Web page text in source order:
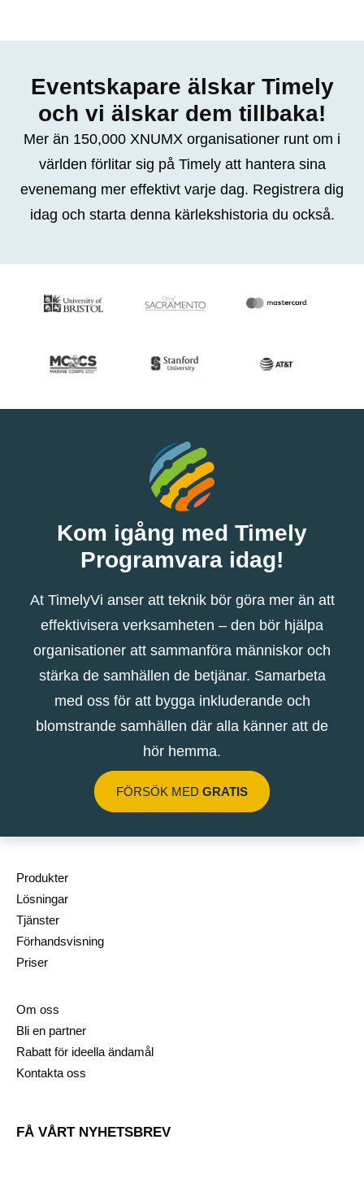
Eventskapare älskar Timely
och vi älskar dem tillbaka!
Mer än 150,000 XNUMX organisationer runt om i
världen förlitar sig på Timely att hantera sina
evenemang mer effektivt varje dag. Registrera dig
idag och starta denna kärlekshistoria du också.
Kom igång med Timely
Programvara idag!
At TimelyVi anser att teknik bör göra mer än att
effektivisera verksamheten – den bör hjälpa
organisationer att sammanföra människor och
stärka de samhällen de betjänar. Samarbeta
med oss ​​för att bygga inkluderande och
blomstrande samhällen där alla känner att de
hör hemma.
FÖRSÖK MED GRATIS
Produkter
Lösningar
Tjänster
Förhandsvisning
Priser
Om oss
Bli en partner
Rabatt för ideella ändamål
Kontakta oss
FÅ VÅRT NYHETSBREV